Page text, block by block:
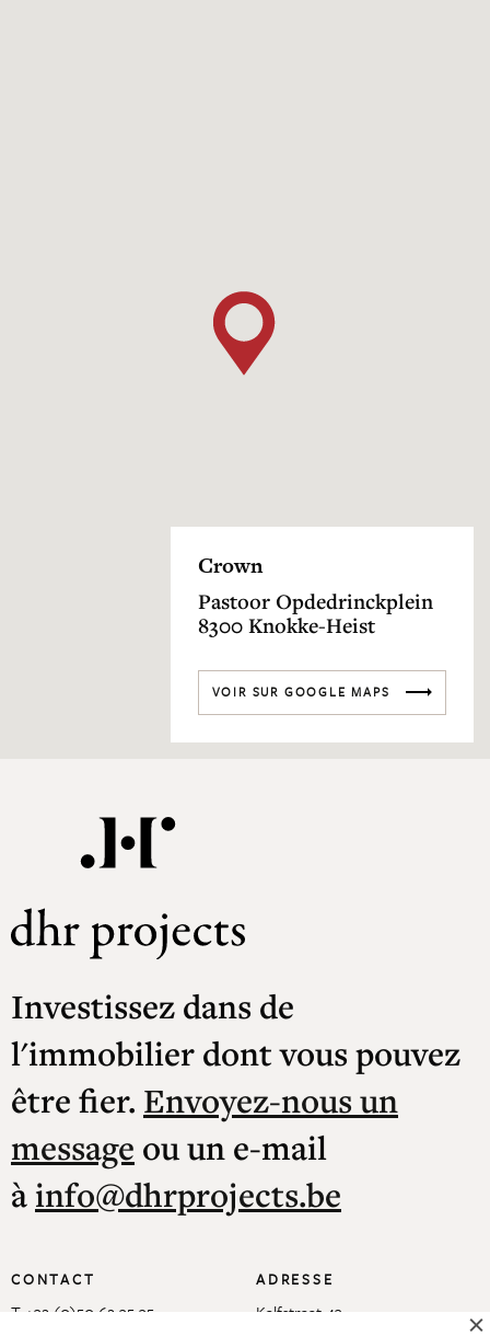
Crown
Pastoor Opdedrinckplein
8300 Knokke-Heist
VOIR SUR GOOGLE MAPS
Investissez dans de
l'immobilier dont vous pouvez
être fier. Envoyez-nous un
message ou un e-mail
àinfo@dhrprojects.be
CONTACT
T +32 (0)50 62 35 35
ADRESSE
Kalfstraat 43